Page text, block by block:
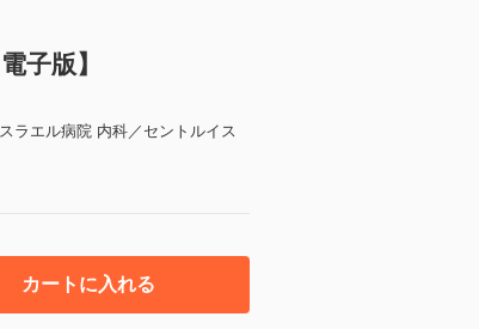
子版】
ラエル病院 内科／セントルイス
カートに入れる